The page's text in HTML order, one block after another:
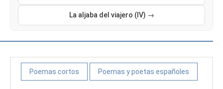
La aljaba del viajero (IV) →
Poemas cortos Poemas y poetas españoles